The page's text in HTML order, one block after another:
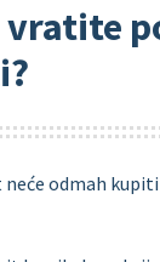
vratite
neće odmah